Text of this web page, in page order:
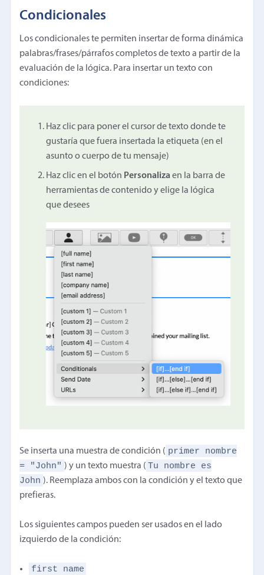
Condicionales
Los condicionales te permiten insertar de forma dinámica
palabras/frases/párrafos completos de texto a partir de la
evaluación de la lógica. Para insertar un texto con
condiciones:
Haz clic para poner el cursor de texto donde te
gustaría que fuera insertada la etiqueta (en el
asunto o cuerpo de tu mensaje)
Haz clic en el botón Personalizaen la barra de
herramientas de contenido y elige la lógica
que desees
Se inserta una muestra de condición ( primer nombre
= "John" ) y un texto muestra ( Tu nombre es
John ). Reemplaza ambos con la condición y el texto que
prefieras.
Los siguientes campos pueden ser usados en el lado
izquierdo de la condición:
first name